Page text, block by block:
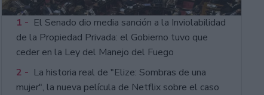
1 - El Senado dio media sanción a la Inviolabilidad
de la Propiedad Privada: el Gobierno tuvo que
ceder en la Ley del Manejo del Fuego
2 - La historia real de "Elize: Sombras de una
mujer", la nueva película de Netflix sobre el caso